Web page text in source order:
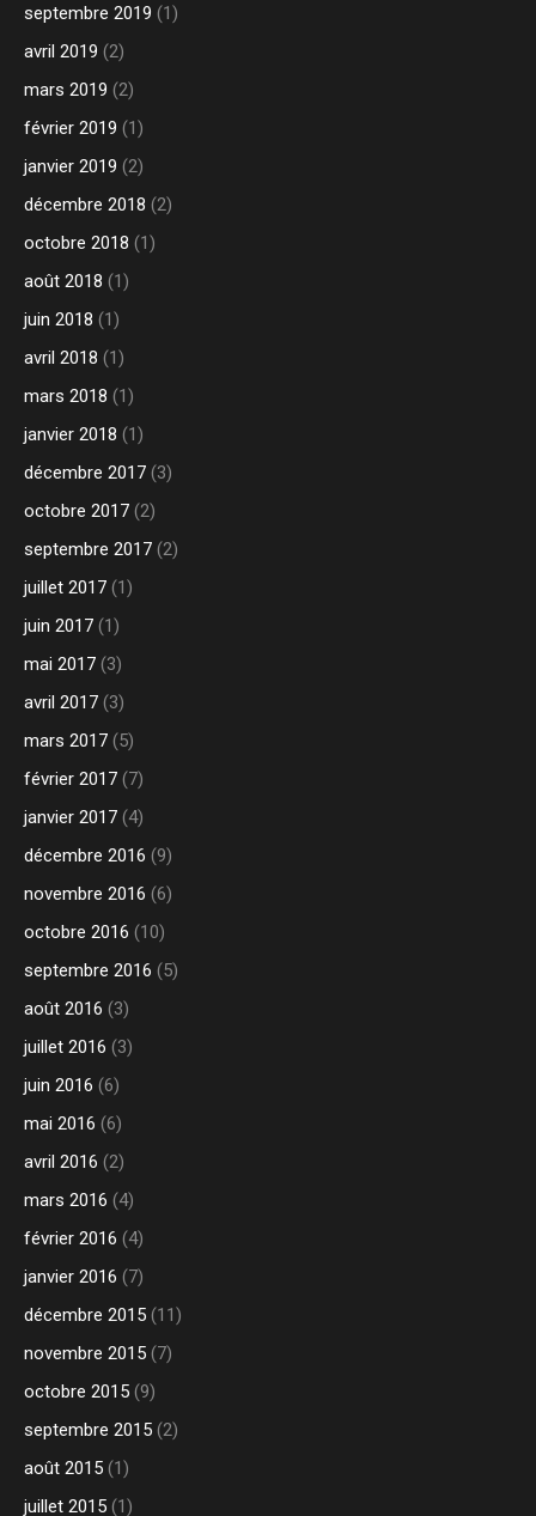
septembre 2019 (1)
avril 2019 (2)
mars 2019 (2)
février 2019 (1)
janvier 2019 (2)
décembre 2018 (2)
octobre 2018 (1)
août 2018 (1)
juin 2018 (1)
avril 2018 (1)
mars 2018 (1)
janvier 2018 (1)
décembre 2017 (3)
octobre 2017 (2)
septembre 2017 (2)
juillet 2017 (1)
juin 2017 (1)
mai 2017 (3)
avril 2017 (3)
mars 2017 (5)
février 2017 (7)
janvier 2017 (4)
décembre 2016 (9)
novembre 2016 (6)
octobre 2016 (10)
septembre 2016 (5)
août 2016 (3)
juillet 2016 (3)
juin 2016 (6)
mai 2016 (6)
avril 2016 (2)
mars 2016 (4)
février 2016 (4)
janvier 2016 (7)
décembre 2015 (11)
novembre 2015 (7)
octobre 2015 (9)
septembre 2015 (2)
août 2015 (1)
juillet 2015 (1)